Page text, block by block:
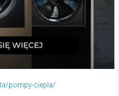
pompy-ciepla/